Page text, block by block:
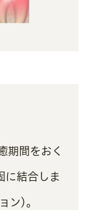
期間をおく
に結合しま
ン)。